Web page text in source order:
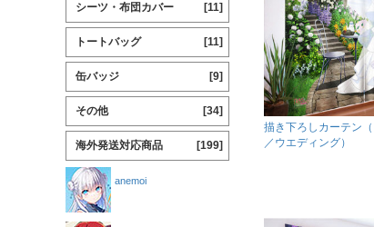
描き下ろしカーテン
／ウエディング）
シーツ・布団カバー [11]
トートバッグ [11]
缶バッジ [9]
その他 [34]
海外発送対応商品 [199]
anemoi